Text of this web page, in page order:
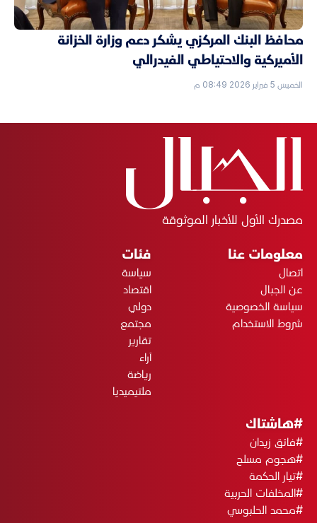
محافظ البنك المركزي يشكر دعم وزارة الخزانة
الأميركية والاحتياطي الفيدرالي
الخميس 5 فبراير 2026 08:49 م
مصدرك الأول للأخبار الموثوقة
معلومات عنا
اتصال
عن الجبال
سياسة الخصوصية
شروط الاستخدام
فئات
سياسة
اقتصاد
دولي
مجتمع
تقارير
آراء
رياضة
ملتيميديا
#هاشتاك
#فائق زيدان
#هجوم مسلح
#تيار الحكمة
#المخلفات الحربية
#محمد الحلبوسي